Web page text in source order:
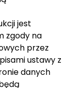
jest
zgody na
przez
ustawy z
danych